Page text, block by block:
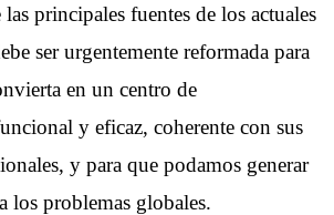
principales fuentes de los actuales
ser urgentemente reformada para
en un centro de
y eficaz, coherente con sus
y para que podamos generar
los problemas globales.